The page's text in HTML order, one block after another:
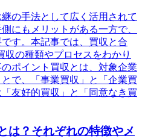
の手法として広く活用されて
にもメリットがある一方で、
す。本記事では、買収と合
の種類やプロセスをわかり
ポイント買収とは、対象企業
で、「事業買収」と「企業買
友好的買収」と「同意なき買
は？それぞれの特徴やメ